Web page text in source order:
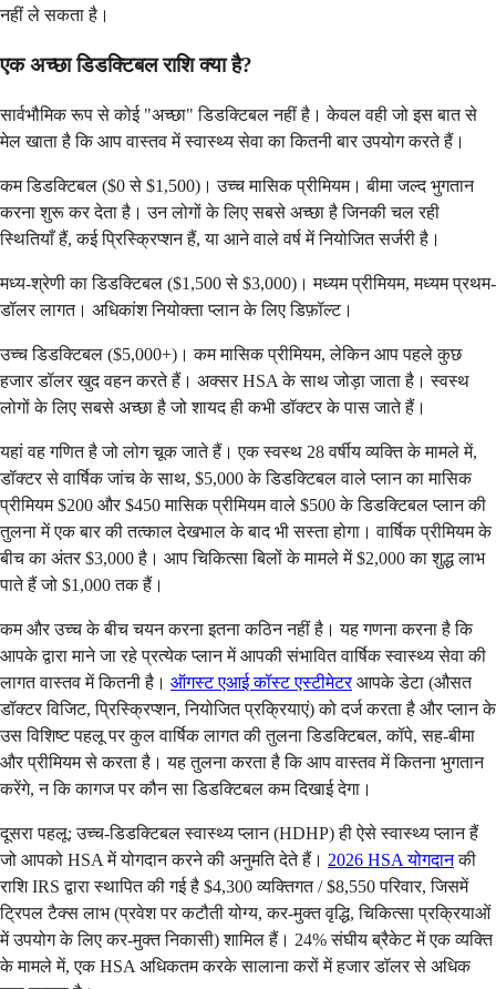
नहीं ले सकता है।
एक अच्छा डिडक्टिबल राशि क्या है?
सार्वभौमिक रूप से कोई "अच्छा" डिडक्टिबल नहीं है। केवल वही जो इस बात से
मेल खाता है कि आप वास्तव में स्वास्थ्य सेवा का कितनी बार उपयोग करते हैं।
कम डिडक्टिबल ($0 से $1,500)। उच्च मासिक प्रीमियम। बीमा जल्द भुगतान
करना शुरू कर देता है। उन लोगों के लिए सबसे अच्छा है जिनकी चल रही
स्थितियाँ हैं, कई प्रिस्क्रिप्शन हैं, या आने वाले वर्ष में नियोजित सर्जरी है।
मध्य-श्रेणी का डिडक्टिबल ($1,500 से $3,000)। मध्यम प्रीमियम, मध्यम प्रथम-
डॉलर लागत। अधिकांश नियोक्ता प्लान के लिए डिफ़ॉल्ट।
उच्च डिडक्टिबल ($5,000+)। कम मासिक प्रीमियम, लेकिन आप पहले कुछ
हजार डॉलर खुद वहन करते हैं। अक्सर HSA के साथ जोड़ा जाता है। स्वस्थ
लोगों के लिए सबसे अच्छा है जो शायद ही कभी डॉक्टर के पास जाते हैं।
यहां वह गणित है जो लोग चूक जाते हैं। एक स्वस्थ 28 वर्षीय व्यक्ति के मामले में,
डॉक्टर से वार्षिक जांच के साथ, $5,000 के डिडक्टिबल वाले प्लान का मासिक
प्रीमियम $200 और $450 मासिक प्रीमियम वाले $500 के डिडक्टिबल प्लान की
तुलना में एक बार की तत्काल देखभाल के बाद भी सस्ता होगा। वार्षिक प्रीमियम के
बीच का अंतर $3,000 है। आप चिकित्सा बिलों के मामले में $2,000 का शुद्ध लाभ
पाते हैं जो $1,000 तक हैं।
कम और उच्च के बीच चयन करना इतना कठिन नहीं है। यह गणना करना है कि
आपके द्वारा माने जा रहे प्रत्येक प्लान में आपकी संभावित वार्षिक स्वास्थ्य सेवा की
लागत वास्तव में कितनी है। ऑगस्ट एआई कॉस्ट एस्टीमेटरआपके डेटा (औसत
डॉक्टर विजिट, प्रिस्क्रिप्शन, नियोजित प्रक्रियाएं) को दर्ज करता है और प्लान के
उस विशिष्ट पहलू पर कुल वार्षिक लागत की तुलना डिडक्टिबल, कॉपे, सह-बीमा
और प्रीमियम से करता है। यह तुलना करता है कि आप वास्तव में कितना भुगतान
करेंगे, न कि कागज पर कौन सा डिडक्टिबल कम दिखाई देगा।
दूसरा पहलू: उच्च-डिडक्टिबल स्वास्थ्य प्लान (HDHP) ही ऐसे स्वास्थ्य प्लान हैं
जो आपको HSA में योगदान करने की अनुमति देते हैं। 2026 HSA योगदानकी
राशि IRS द्वारा स्थापित की गई है $4,300 व्यक्तिगत / $8,550 परिवार, जिसमें
ट्रिपल टैक्स लाभ (प्रवेश पर कटौती योग्य, कर-मुक्त वृद्धि, चिकित्सा प्रक्रियाओं
में उपयोग के लिए कर-मुक्त निकासी) शामिल हैं। 24% संघीय ब्रैकेट में एक व्यक्ति
के मामले में, एक HSA अधिकतम करके सालाना करों में हजार डॉलर से अधिक